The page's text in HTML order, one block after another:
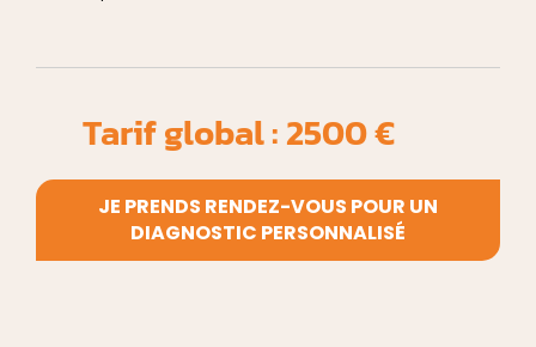
Tarif global : 2500 €
JE PRENDS RENDEZ-VOUS POUR UN
DIAGNOSTIC PERSONNALISÉ